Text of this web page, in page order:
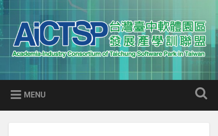
Skip
to
content
Search
AICTSP 台灣臺中軟體園區發展
產學訓聯盟
Academia-Industry Consortium of Taichung Software Park
in Taiwan
MENU